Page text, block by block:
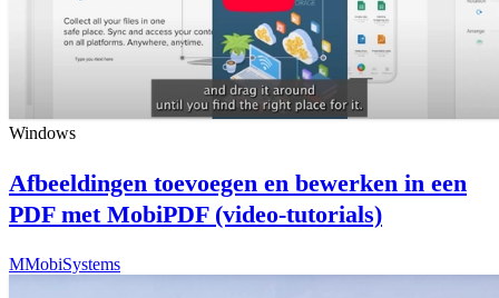
Windows
Afbeeldingen toevoegen en bewerken in een
PDF met MobiPDF (video-tutorials)
MMobiSystems